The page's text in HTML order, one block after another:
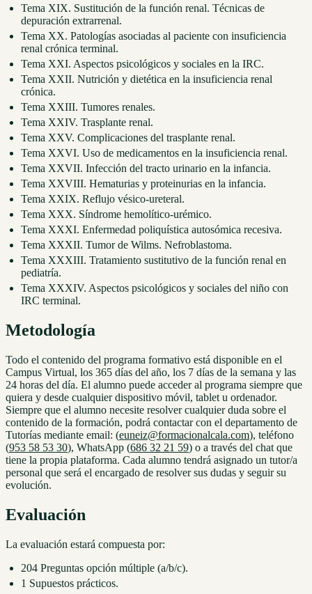
Tema XIX. Sustitución de la función renal. Técnicas de
depuración extrarrenal.
Tema XX. Patologías asociadas al paciente con insuficiencia
renal crónica terminal.
Tema XXI. Aspectos psicológicos y sociales en la IRC.
Tema XXII. Nutrición y dietética en la insuficiencia renal
crónica.
Tema XXIII. Tumores renales.
Tema XXIV. Trasplante renal.
Tema XXV. Complicaciones del trasplante renal.
Tema XXVI. Uso de medicamentos en la insuficiencia renal.
Tema XXVII. Infección del tracto urinario en la infancia.
Tema XXVIII. Hematurias y proteinurias en la infancia.
Tema XXIX. Reflujo vésico-ureteral.
Tema XXX. Síndrome hemolítico-urémico.
Tema XXXI. Enfermedad poliquística autosómica recesiva.
Tema XXXII. Tumor de Wilms. Nefroblastoma.
Tema XXXIII. Tratamiento sustitutivo de la función renal en
pediatría.
Tema XXXIV. Aspectos psicológicos y sociales del niño con
IRC terminal.
Metodología
Todo el contenido del programa formativo está disponible en el
Campus Virtual, los 365 días del año, los 7 días de la semana y las
24 horas del día. El alumno puede acceder al programa siempre que
quiera y desde cualquier dispositivo móvil, tablet u ordenador.
Siempre que el alumno necesite resolver cualquier duda sobre el
contenido de la formación, podrá contactar con el departamento de
Tutorías mediante email: (euneiz@formacionalcala.com), teléfono
(953 58 53 30), WhatsApp (686 32 21 59) o a través del chat que
tiene la propia plataforma. Cada alumno tendrá asignado un tutor/a
personal que será el encargado de resolver sus dudas y seguir su
evolución.
Evaluación
La evaluación estará compuesta por:
204 Preguntas opción múltiple (a/b/c).
1 Supuestos prácticos.